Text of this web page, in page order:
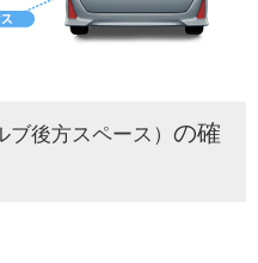
ブ後方スペース） の確